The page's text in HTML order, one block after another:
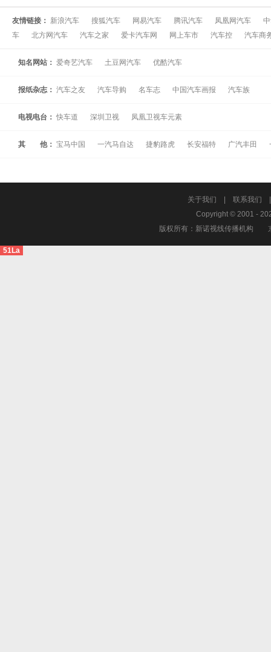
友情链接： 新浪汽车 搜狐汽车 网易汽车 腾讯汽车 凤凰网汽车
车
北方网汽车 汽车之家 爱卡汽车网 网上车市 汽车控 汽车商
知名网站： 爱奇艺汽车 土豆网汽车 优酷汽车
报纸杂志： 汽车之友 汽车导购 名车志 中国汽车画报 汽车族
电视电台： 快车道 深圳卫视 凤凰卫视车元素
其 他： 宝马中国 一汽马自达 捷豹路虎 长安福特 广汽丰田
关于我们 联系我们
Copyright © 2001 -
版权所有：新诺视线传播机构
51La